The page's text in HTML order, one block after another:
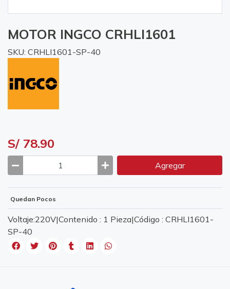
MOTOR INGCO CRHLI1601
SKU: CRHLI1601-SP-40
S/ 78.90
Agregar
Quedan Pocos
Voltaje:220V|Contenido : 1 Pieza|Código : CRHLI1601-
SP-40